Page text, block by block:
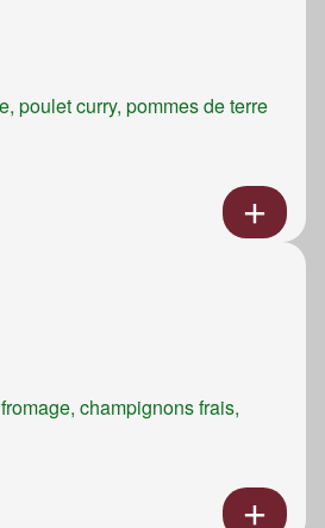
poulet curry, pommes de terre
champignons frais,